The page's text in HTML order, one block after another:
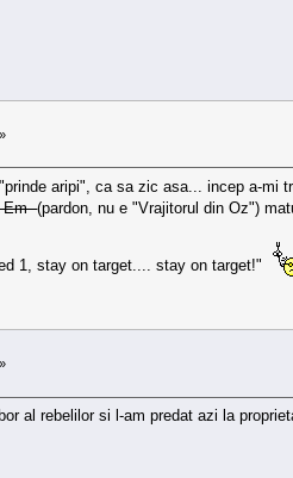
aripi", ca sa zic asa... incep a-
Em(pardon, nu e "Vrajitorul din Oz")
1, stay on target.... stay on target!"
al rebelilor si l-am predat azi la